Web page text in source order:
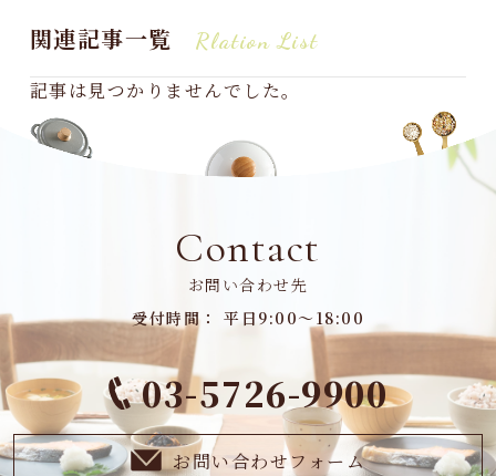
関連記事一覧 Rlation List
記事は見つかりませんでした。
Contact
お問い合わせ先
受付時間： 平日9:00～18:00
03-5726-9900
お問い合わせフォーム